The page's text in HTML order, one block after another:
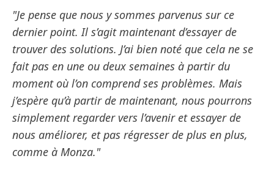
"Je pense que nous y sommes parvenus sur ce
dernier point. Il s’agit maintenant d’essayer de
trouver des solutions. J’ai bien noté que cela ne se
fait pas en une ou deux semaines à partir du
moment où l’on comprend ses problèmes. Mais
j’espère qu’à partir de maintenant, nous pourrons
simplement regarder vers l’avenir et essayer de
nous améliorer, et pas régresser de plus en plus,
comme à Monza."